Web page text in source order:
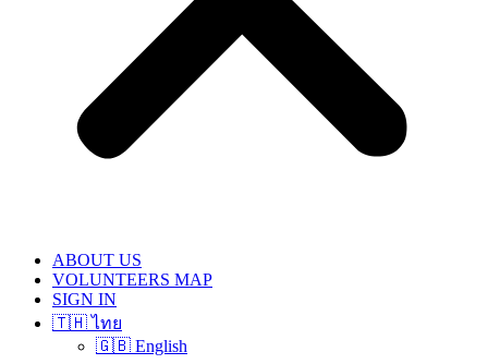
ABOUT US
VOLUNTEERS MAP
SIGN IN
🇹🇭 ไทย
🇬🇧 English